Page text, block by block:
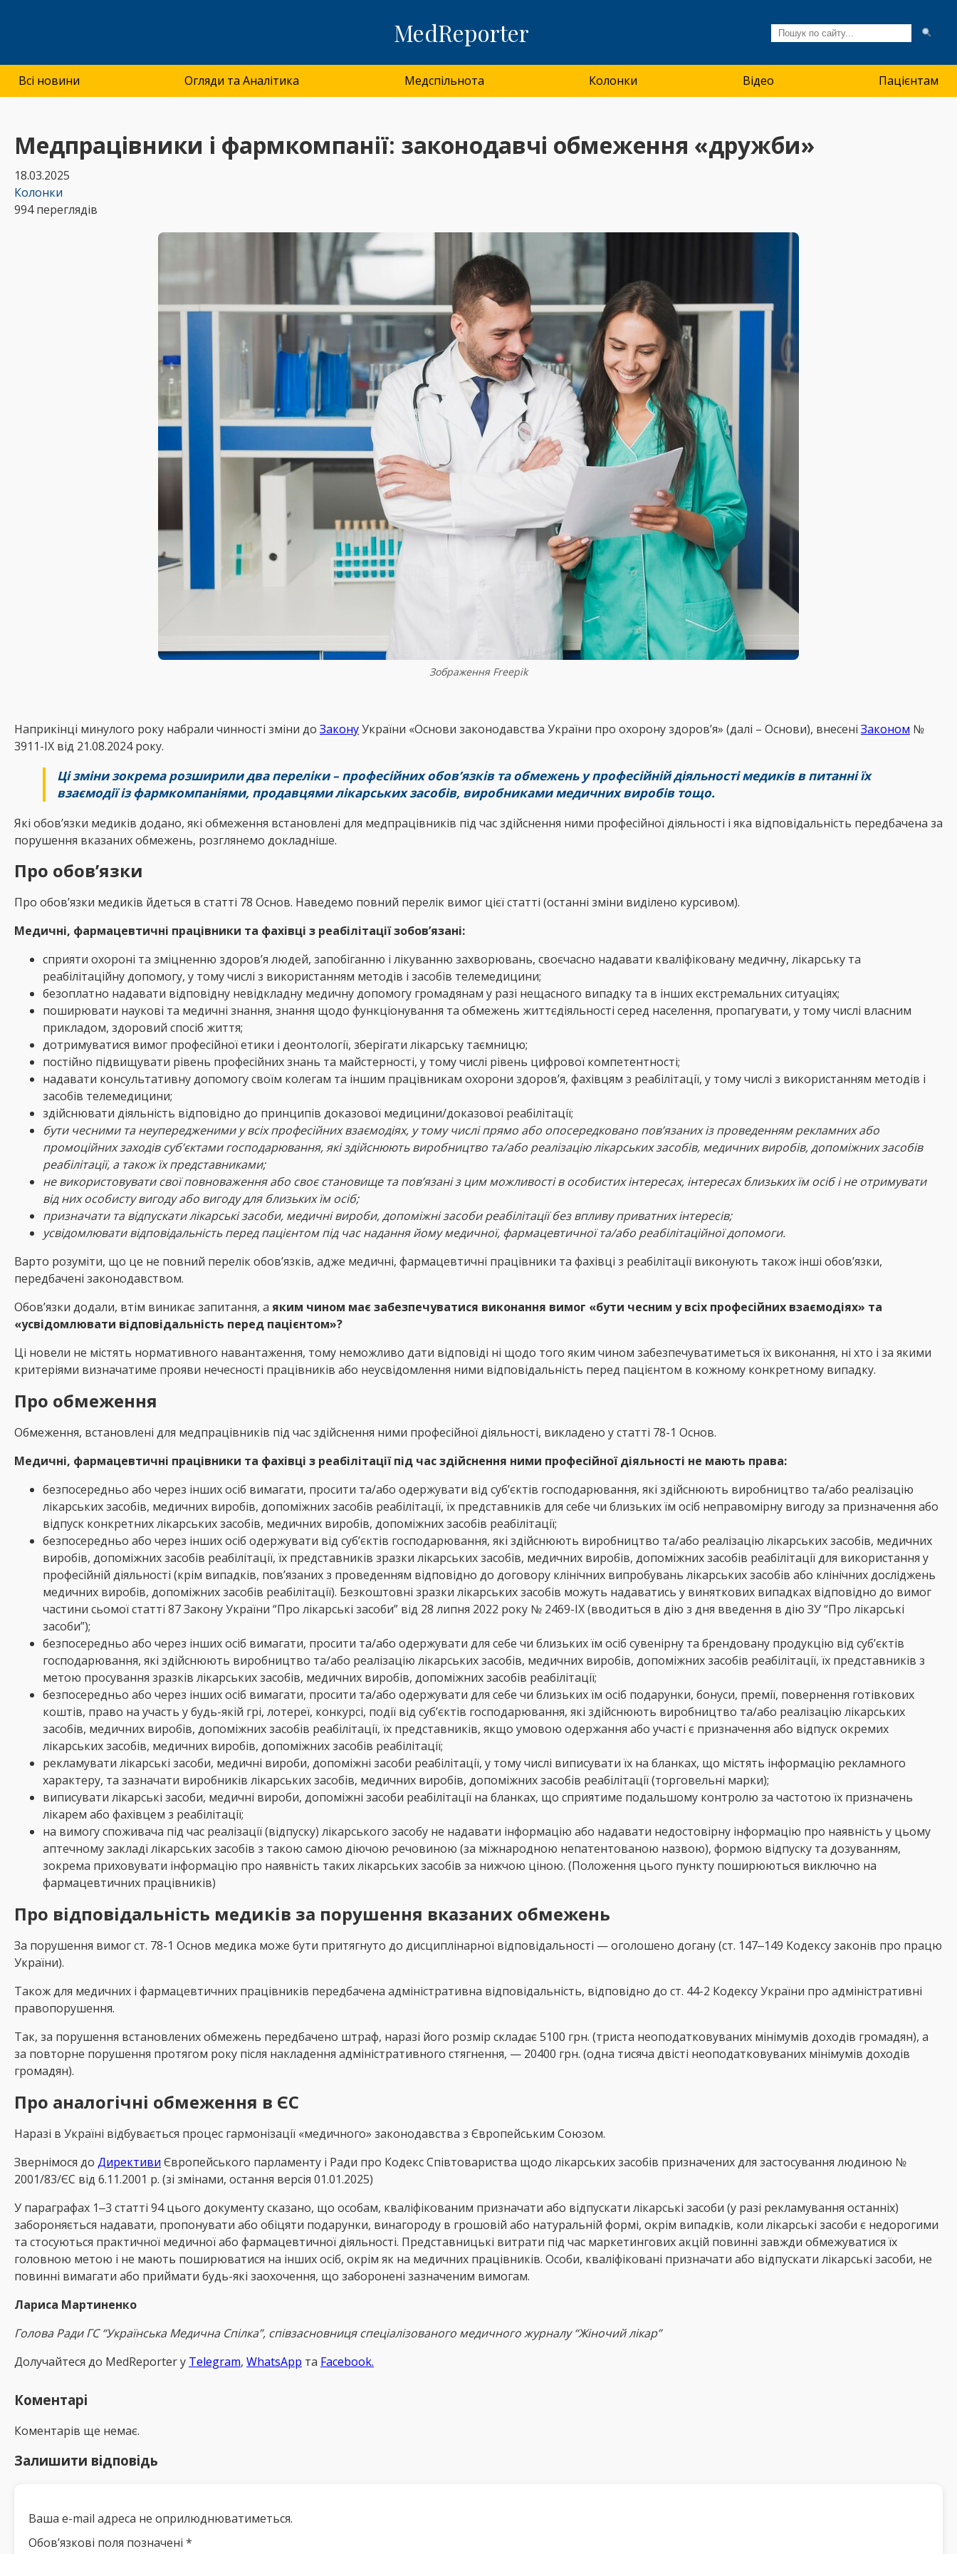
MedReporter
Всі новини Огляди та Аналітика Медспільнота Колонки Відео Пацієнтам
Медпрацівники і фармкомпанії: законодавчі обмеження «дружби»
18.03.2025
Колонки
994 переглядів
Зображення Freepik
Наприкінці минулого року набрали чинності зміни до ЗаконуУкраїни «Основи законодавства України про охорону здоров’я» (далі – Основи), внесені Законом №
3911-IX від 21.08.2024 року.
Ці зміни зокрема розширили два переліки – професійних обов’язків та обмежень у професійній діяльності медиків в питанні їх
взаємодії із фармкомпаніями, продавцями лікарських засобів, виробниками медичних виробів тощо.
Які обов’язки медиків додано, які обмеження встановлені для медпрацівників під час здійснення ними професійної діяльності і яка відповідальність передбачена за
порушення вказаних обмежень, розглянемо докладніше.
Про обов’язки
Про обов’язки медиків йдеться в статті 78 Основ. Наведемо повний перелік вимог цієї статті (останні зміни виділено курсивом).
Медичні, фармацевтичні працівники та фахівці з реабілітації зобов’язані:
сприяти охороні та зміцненню здоров’я людей, запобіганню і лікуванню захворювань, своєчасно надавати кваліфіковану медичну, лікарську та
реабілітаційну допомогу, у тому числі з використанням методів і засобів телемедицини;
безоплатно надавати відповідну невідкладну медичну допомогу громадянам у разі нещасного випадку та в інших екстремальних ситуаціях;
поширювати наукові та медичні знання, знання щодо функціонування та обмежень життєдіяльності серед населення, пропагувати, у тому числі власним
прикладом, здоровий спосіб життя;
дотримуватися вимог професійної етики і деонтології, зберігати лікарську таємницю;
постійно підвищувати рівень професійних знань та майстерності, у тому числі рівень цифрової компетентності;
надавати консультативну допомогу своїм колегам та іншим працівникам охорони здоров’я, фахівцям з реабілітації, у тому числі з використанням методів і
засобів телемедицини;
здійснювати діяльність відповідно до принципів доказової медицини/доказової реабілітації;
бути чесними та неупередженими у всіх професійних взаємодіях, у тому числі прямо або опосередковано пов’язаних із проведенням рекламних або
промоційних заходів суб’єктами господарювання, які здійснюють виробництво та/або реалізацію лікарських засобів, медичних виробів, допоміжних засобів
реабілітації, а також їх представниками;
не використовувати свої повноваження або своє становище та пов’язані з цим можливості в особистих інтересах, інтересах близьких їм осіб і не отримувати
від них особисту вигоду або вигоду для близьких їм осіб;
призначати та відпускати лікарські засоби, медичні вироби, допоміжні засоби реабілітації без впливу приватних інтересів;
усвідомлювати відповідальність перед пацієнтом під час надання йому медичної, фармацевтичної та/або реабілітаційної допомоги.
Варто розуміти, що це не повний перелік обов’язків, адже медичні, фармацевтичні працівники та фахівці з реабілітації виконують також інші обов’язки,
передбачені законодавством.
Обов’язки додали, втім виникає запитання, а яким чином має забезпечуватися виконання вимог «бути чесним у всіх професійних взаємодіях» та
«усвідомлювати відповідальність перед пацієнтом»?
Ці новели не містять нормативного навантаження, тому неможливо дати відповіді ні щодо того яким чином забезпечуватиметься їх виконання, ні хто і за якими
критеріями визначатиме прояви нечесності працівників або неусвідомлення ними відповідальність перед пацієнтом в кожному конкретному випадку.
Про обмеження
Обмеження, встановлені для медпрацівників під час здійснення ними професійної діяльності, викладено у статті 78-1 Основ.
Медичні, фармацевтичні працівники та фахівці з реабілітації під час здійснення ними професійної діяльності не мають права:
безпосередньо або через інших осіб вимагати, просити та/або одержувати від суб’єктів господарювання, які здійснюють виробництво та/або реалізацію
лікарських засобів, медичних виробів, допоміжних засобів реабілітації, їх представників для себе чи близьких їм осіб неправомірну вигоду за призначення або
відпуск конкретних лікарських засобів, медичних виробів, допоміжних засобів реабілітації;
безпосередньо або через інших осіб одержувати від суб’єктів господарювання, які здійснюють виробництво та/або реалізацію лікарських засобів, медичних
виробів, допоміжних засобів реабілітації, їх представників зразки лікарських засобів, медичних виробів, допоміжних засобів реабілітації для використання у
професійній діяльності (крім випадків, пов’язаних з проведенням відповідно до договору клінічних випробувань лікарських засобів або клінічних досліджень
медичних виробів, допоміжних засобів реабілітації). Безкоштовні зразки лікарських засобів можуть надаватись у виняткових випадках відповідно до вимог
частини сьомої статті 87 Закону України “Про лікарські засоби” від 28 липня 2022 року № 2469-IX (вводиться в дію з дня введення в дію ЗУ “Про лікарські
засоби”);
безпосередньо або через інших осіб вимагати, просити та/або одержувати для себе чи близьких їм осіб сувенірну та брендовану продукцію від суб’єктів
господарювання, які здійснюють виробництво та/або реалізацію лікарських засобів, медичних виробів, допоміжних засобів реабілітації, їх представників з
метою просування зразків лікарських засобів, медичних виробів, допоміжних засобів реабілітації;
безпосередньо або через інших осіб вимагати, просити та/або одержувати для себе чи близьких їм осіб подарунки, бонуси, премії, повернення готівкових
коштів, право на участь у будь-якій грі, лотереї, конкурсі, події від суб’єктів господарювання, які здійснюють виробництво та/або реалізацію лікарських
засобів, медичних виробів, допоміжних засобів реабілітації, їх представників, якщо умовою одержання або участі є призначення або відпуск окремих
лікарських засобів, медичних виробів, допоміжних засобів реабілітації;
рекламувати лікарські засоби, медичні вироби, допоміжні засоби реабілітації, у тому числі виписувати їх на бланках, що містять інформацію рекламного
характеру, та зазначати виробників лікарських засобів, медичних виробів, допоміжних засобів реабілітації (торговельні марки);
виписувати лікарські засоби, медичні вироби, допоміжні засоби реабілітації на бланках, що сприятиме подальшому контролю за частотою їх призначень
лікарем або фахівцем з реабілітації;
на вимогу споживача під час реалізації (відпуску) лікарського засобу не надавати інформацію або надавати недостовірну інформацію про наявність у цьому
аптечному закладі лікарських засобів з такою самою діючою речовиною (за міжнародною непатентованою назвою), формою відпуску та дозуванням,
зокрема приховувати інформацію про наявність таких лікарських засобів за нижчою ціною. (Положення цього пункту поширюються виключно на
фармацевтичних працівників)
Про відповідальність медиків за порушення вказаних обмежень
За порушення вимог ст. 78-1 Основ медика може бути притягнуто до дисциплінарної відповідальності — оголошено догану (ст. 147‒149 Кодексу законів про працю
України).
Також для медичних і фармацевтичних працівників передбачена адміністративна відповідальність, відповідно до ст. 44-2 Кодексу України про адміністративні
правопорушення.
Так, за порушення встановлених обмежень передбачено штраф, наразі його розмір складає 5100 грн. (триста неоподатковуваних мінімумів доходів громадян), а
за повторне порушення протягом року після накладення адміністративного стягнення, — 20400 грн. (одна тисяча двісті неоподатковуваних мінімумів доходів
громадян).
Про аналогічні обмеження в ЄС
Наразі в Україні відбувається процес гармонізації «медичного» законодавства з Європейським Союзом.
Звернімося до Директиви Європейського парламенту і Ради про Кодекс Співтовариства щодо лікарських засобів призначених для застосування людиною №
2001/83/ЄС від 6.11.2001 р. (зі змінами, остання версія 01.01.2025)
У параграфах 1‒3 статті 94 цього документу сказано, що особам, кваліфікованим призначати або відпускати лікарські засоби (у разі рекламування останніх)
забороняється надавати, пропонувати або обіцяти подарунки, винагороду в грошовій або натуральній формі, окрім випадків, коли лікарські засоби є недорогими
та стосуються практичної медичної або фармацевтичної діяльності. Представницькі витрати під час маркетингових акцій повинні завжди обмежуватися їх
головною метою і не мають поширюватися на інших осіб, окрім як на медичних працівників. Особи, кваліфіковані призначати або відпускати лікарські засоби, не
повинні вимагати або приймати будь-які заохочення, що заборонені зазначеним вимогам.
Лариса Мартиненко
Голова Ради ГС “Українська Медична Спілка”, співзасновниця спеціалізованого медичного журналу “Жіночий лікар”
Долучайтеся до MedReрorter у Telegram, WhatsApp та Facebook.
Коментарі
Коментарів ще немає.
Залишити відповідь
Ваша e-mail адреса не оприлюднюватиметься.
Обов’язкові поля позначені *